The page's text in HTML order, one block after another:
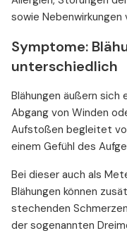
sowie Nebenwirkungen
Symptome:
unterschiedlich
Blähungen äußern
Abgang von Winden
Aufstoßen begleitet
einem Gefühl des
Bei dieser auch als
Blähungen können
stechenden
der sogenannten